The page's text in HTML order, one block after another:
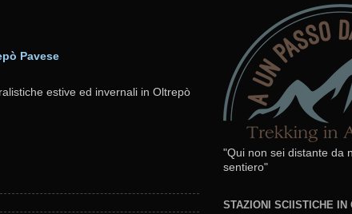
Pavese
estive ed invernali in Oltrepò
"Qui non sei distante da
sentiero"
STAZIONI SCIISTICHE IN